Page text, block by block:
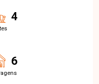
4
6